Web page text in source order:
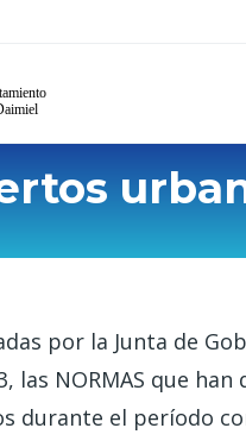
por la Junta de
las NORMAS que
durante el período